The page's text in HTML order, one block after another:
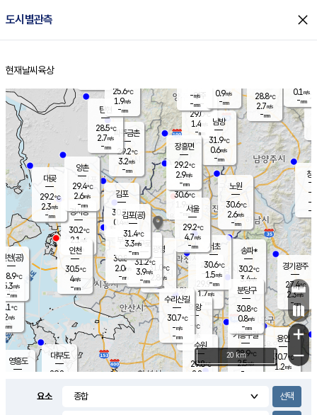
도시별관측 close
홈
현재날씨 육상
의도
℃
m/s
mm
영흥도
양주
29.0℃
1.4
-mm
과천
29.9℃
1.7m/s
- mm
용인
30.7℃
1.2m/s
경기광주
27.4℃
2.3m/s
-mm
대부도
29.8
경서동
30.2℃
2.1 m/s
-mm
파주금촌
29.2℃
3.2m/s
-mm
28.8℃
2.7m/s
-mm
대곶
29.2℃
2.3m/s
-mm
창
-
-m/
-
탄현
28.5℃
2.7m/s
-mm
0.1 m/s
-mm
의왕
- ℃
m/s
mm
김포
30.7℃
0.4 m/s
mm
광명
31.0
℃
2.8 m/s
-mm
부천
30.8℃
2.0m/s
-mm
양촌
29.4℃
2.6m/s
-mm
구로
31.2℃
3.9m/s
-mm
은평
30.6℃
1.9 m/s
- mm
노원
30.6℃
2.6m/s
-mm
송파*
30.2℃
3.4m/s
-mm
서초
30.6℃
1.5m/s
-mm
남방
31.9℃
0.6m/s
-mm
기흥구갈
28.9℃
2.5m/s
-
수리산길
30.7℃
-m/s
-mm
분당구
30.8℃
0.8m/s
-mm
장흥면
29.2℃
2.9m/s
-mm
-m/s
-mm
인천(공)
28.9℃
5.3m/s
-mm
김포(공)
31.4℃
3.3m/s
-mm
수원
29.8℃
2.8 m/s
인천
30.5℃
4m/s
-mm
서울
29.2℃
4.7m/s
-mm
25.6℃
1.9m/s
-mm
0.9m/s
-mm
+
−
20 km
요소